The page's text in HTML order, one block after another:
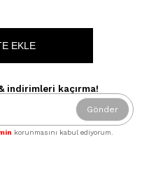
indirimleri kaçırma!
Gönder
korunmasını kabul ediyorum.